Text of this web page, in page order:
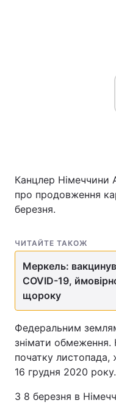
Головна
Економіка
Спорт
Техно і зв'язок
Зброя
Здоров'я
Канцлер Німеччини
про продовження
березня.
ЧИТАЙТЕ ТАКОЖ
Меркель:
COVID-19,
щороку
Федеральним
знімати обмеження.
початку листопада,
16 грудня 2020 року.
З 8 березня в